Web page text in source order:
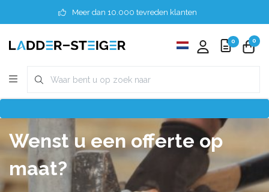
Meer dan 10.000 tevreden klanten
0 0
Wenst u een offerte op
maat?